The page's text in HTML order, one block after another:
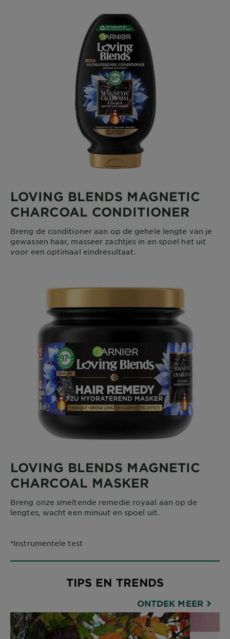
LOVING BLENDS MAGNETIC
CHARCOAL CONDITIONER
Breng de conditioner aan op de gehele lengte van je
gewassen haar, masseer zachtjes in en spoel het uit
voor een optimaal eindresultaat.
LOVING BLENDS MAGNETIC
CHARCOAL MASKER
Breng onze smeltende remedie royaal aan op de
lengtes, wacht een minuut en spoel uit.
*Instrumentele test
TIPS EN TRENDS
ONTDEK MEER